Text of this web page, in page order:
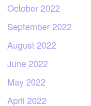
October 2022
September 2022
August 2022
June 2022
May 2022
April 2022